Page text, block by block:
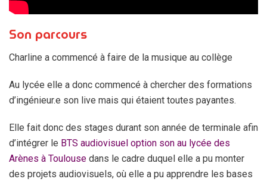
Son parcours
Charline a commencé à faire de la musique au collège
Au lycée elle a donc commencé à chercher des formations
d’ingénieur.e son live mais qui étaient toutes payantes.
Elle fait donc des stages durant son année de terminale afin
d’intégrer le BTS audiovisuel option son au lycée des
Arènes à Toulouse dans le cadre duquel elle a pu monter
des projets audiovisuels, où elle a pu apprendre les bases